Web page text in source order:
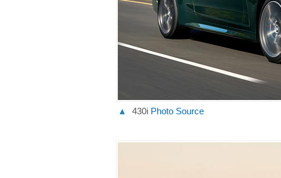
▲ 430i Photo Source